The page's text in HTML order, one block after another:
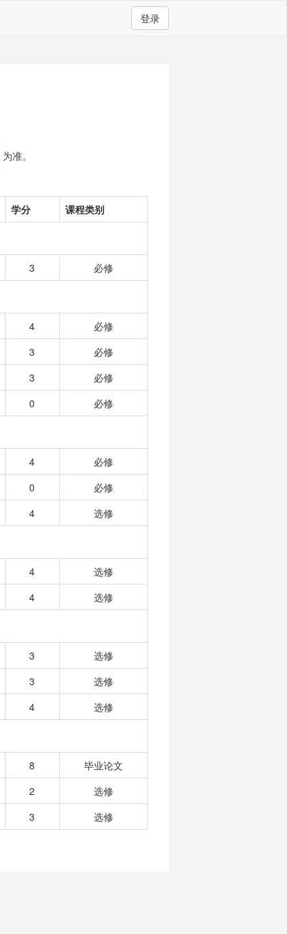
登录
为准。
学分 课程类别
3 必修
4
必修
3
必修
3
必修
0 必修
4
必修
0
必修
4 选修
4
选修
4 选修
3
选修
3
选修
4 选修
8
毕业论文
2
选修
3 选修